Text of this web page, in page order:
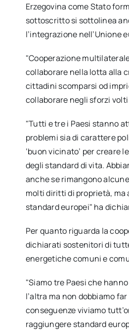
Erzegovina come Stato
sottoscritto si sottolinea
l’integrazione nell’Unione
"Cooperazione
collaborare nella lotta alla
cittadini scomparsi od
collaborare negli sforzi
"Tutti e tre i Paesi stanno
problemi sia di carattere
‘buon vicinato’ per creare
degli standard di vita.
anche se rimangono
molti diritti di proprietà, ma
standard europei" ha
Per quanto riguarda la
dichiarati sostenitori di
energetiche comuni e
"Siamo tre Paesi che
l’altra ma non dobbiamo
conseguenze viviamo
raggiungere standard